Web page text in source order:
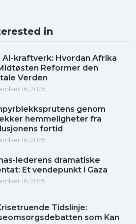
in
AI-kraftverk: Hvordan Afrika
Reformer den
Verden
16, 2025
genom
hemmeligheter fra
fortid
16, 2025
lederens dramatiske
Et vendepunkt i Gaza
16, 2025
Tidslinje:
som Kan